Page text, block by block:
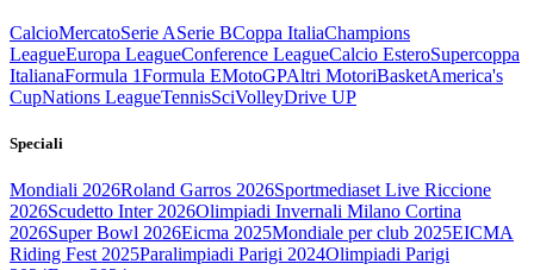
CalcioMercatoSerie ASerie BCoppa ItaliaChampions
LeagueEuropa LeagueConference LeagueCalcio EsteroSupercoppa
ItalianaFormula 1Formula EMotoGPAltri MotoriBasketAmerica's
CupNations LeagueTennisSciVolleyDrive UP
Speciali
Mondiali 2026Roland Garros 2026Sportmediaset Live Riccione
2026Scudetto Inter 2026Olimpiadi Invernali Milano Cortina
2026Super Bowl 2026Eicma 2025Mondiale per club 2025EICMA
Riding Fest 2025Paralimpiadi Parigi 2024Olimpiadi Parigi